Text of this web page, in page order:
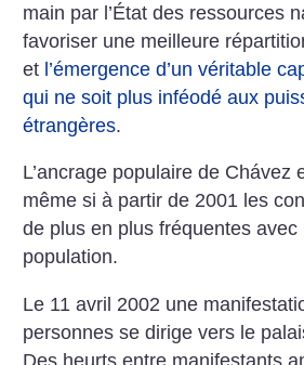
main par l’État des ressources
favoriser une meilleure
et l’émergence d’un véritable
qui ne soit plus inféodé aux
étrangères.
L’ancrage populaire de Chávez
même si à partir de 2001 les
de plus en plus fréquentes
population.
Le 11 avril 2002 une
personnes se dirige vers le
Des heurts entre manifestants